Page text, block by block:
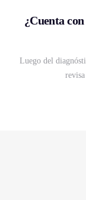
¿Cuenta
Luego del